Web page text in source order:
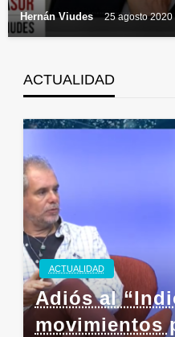
Hernán Viudes 25 agosto 2020
ACTUALIDAD
ACTUALIDAD
Adiós al
movimientos